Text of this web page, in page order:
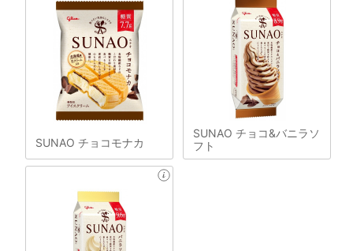
SUNAO チョコモナカ
SUNAO チョコ&バニラソ
フト